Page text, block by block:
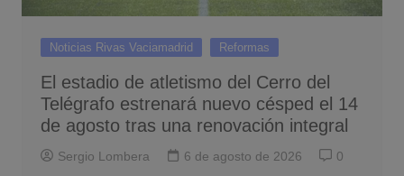
Noticias Rivas Vaciamadrid Reformas
El estadio de atletismo del Cerro del
Telégrafo estrenará nuevo césped el 14
de agosto tras una renovación integral
Sergio Lombera 6 de agosto de 2026 0